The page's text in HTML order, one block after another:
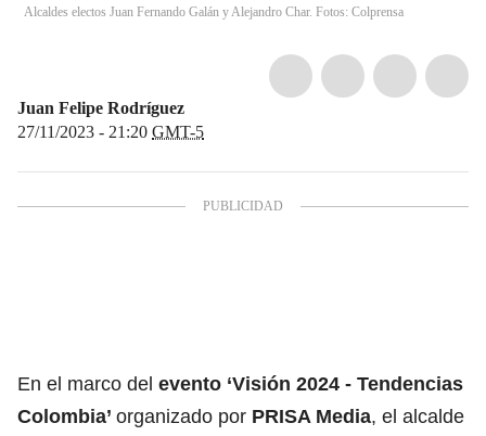
Alcaldes electos Juan Fernando Galán y Alejandro Char. Fotos: Colprensa
Juan Felipe Rodríguez
27/11/2023 - 21:20 GMT-5
En el marco del evento ‘Visión 2024 - Tendencias
Colombia’ organizado por PRISA Media, el alcalde